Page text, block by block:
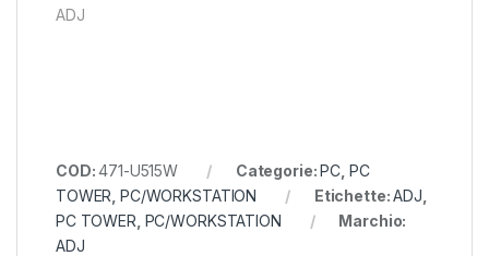
ADJ
COD:471-U515W Categorie:PC, PC
TOWER ,PC/WORKSTATION Etichette:ADJ
PC TOWER PC/WORKSTATION
Marchio:
ADJ